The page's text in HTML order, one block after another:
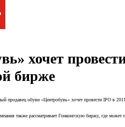
хочет
бирже
продавец обуви «Центробувь» хочет провести IPO в
также рассматривает Гонконгскую биржу, где может